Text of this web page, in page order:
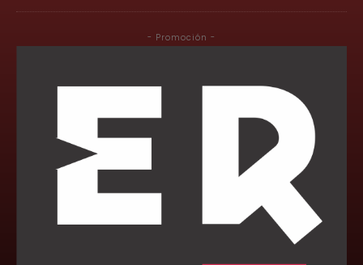
- Promoción -